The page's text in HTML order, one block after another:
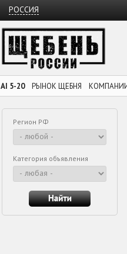
РОССИЯ
AI 5-20 РЫНОК ЩЕБНЯ
Регион РФ
Категория объявления